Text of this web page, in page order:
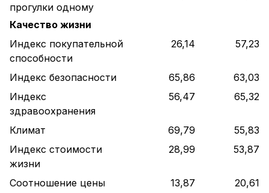
прогулки одному
Качество жизни
Индекс покупательной
способности
26,14 57,23
Индекс безопасности 65,86
63,03
Индекс
здравоохранения
56,47 65,32
Климат 69,79
55,83
Индекс стоимости
жизни
28,99 53,87
Соотношение цены
13,87 20,61